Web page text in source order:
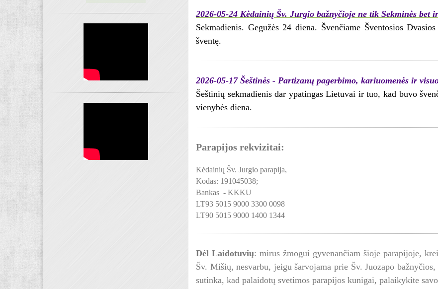
2026-05-24 Kėdainių Šv. Jurgio bažnyčioje ne tik Sekminės
Sekmadienis. Gegužės 24 diena. Švenčiame Šventosios
šventę.
2026-05-17 Šeštinės - Partizanų pagerbimo, kariuomenės ir
Šeštinių sekmadienis dar ypatingas Lietuvai ir tuo, kad buvo
vienybės diena.
Parapijos rekvizitai:
Kėdainių Šv. Jurgio parapija,
Kodas: 191045038;
Bankas - KKKU
LT93 5015 9000 3300 0098
LT90 5015 9000 1400 1344
Dėl Laidotuvių: mirus žmogui gyvenančiam šioje parapijoje,
Šv. Mišių, nesvarbu, jeigu šarvojama prie Šv. Juozapo
sutinka, kad palaidotų svetimos parapijos kunigai, palaikykite